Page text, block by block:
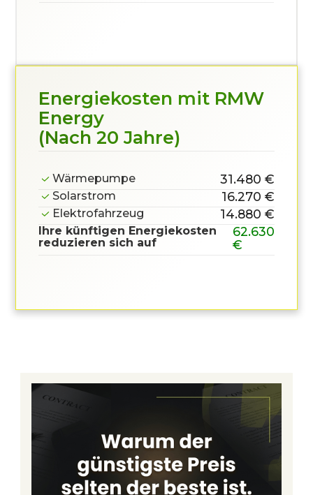
Energiekosten mit RMW
Energy
(Nach 20 Jahre)
Wärmepumpe 31.480 €
Solarstrom 16.270 €
Elektrofahrzeug 14.880 €
Ihre künftigen Energiekosten
reduzieren sich auf
62.630
€